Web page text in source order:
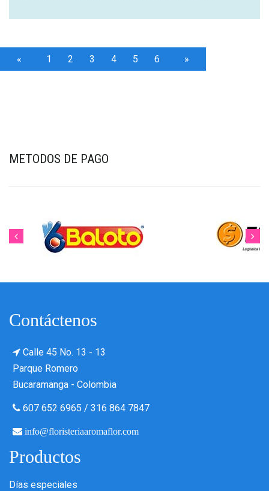
« Anterior
1 2 3 4 5 6 »
METODOS DE PAGO
Contáctenos
Calle 45 No. 13 - 13
Parque Romero
Bucaramanga - Colombia
607 652 6965 / 316 864 7847
info@floristeriaaromaflor.com
Productos
Días especiales